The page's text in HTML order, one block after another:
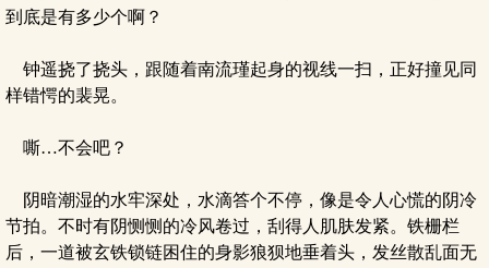
到底是有多少个啊？
钟遥挠了挠头，跟随着南流瑾起身的视线一扫，正好撞见同
样错愕的裴晃。
嘶…不会吧？
阴暗潮湿的水牢深处，水滴答个不停，像是令人心慌的阴冷
节拍。不时有阴恻恻的冷风卷过，刮得人肌肤发紧。铁栅栏
后，一道被玄铁锁链困住的身影狼狈地垂着头，发丝散乱面无